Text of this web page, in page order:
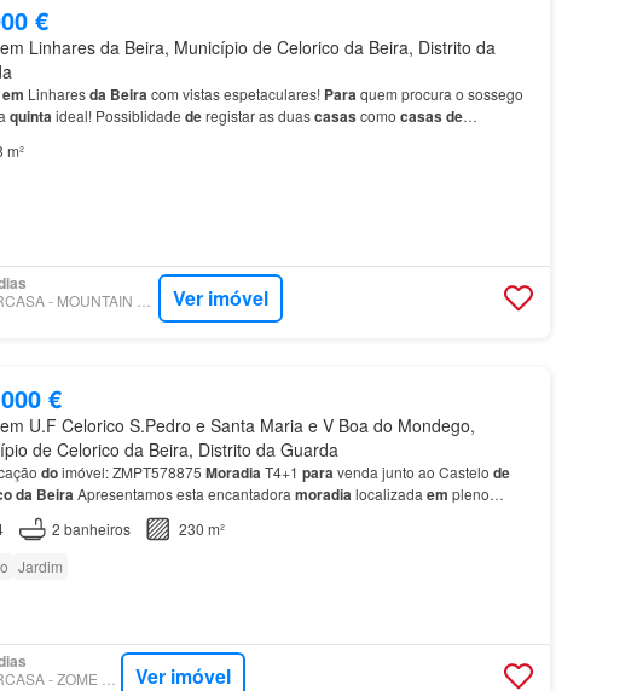
€
em Linhares da Beira, Município de Celorico da Beira, Distrito da
em Linharesda Beiracom vistas espetaculares! Paraquem procura o sossego
quintaideal! Possiblidade deregistar as duascasas como casas de
m²
Ver imóvel
€
em U.F Celorico S.Pedro e Santa Maria e V Boa do Mondego,
de Celorico da Beira, Distrito da Guarda
doimóvel: ZMPT578875 MoradiaT4+1 paravenda junto ao Castelo de
da BeiraApresentamos esta encantadora moradialocalizada em pleno
histórico
Celoricoda
2 banheiros
230 m²
Jardim
Ver imóvel